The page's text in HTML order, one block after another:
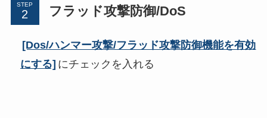
STEP フラッド攻撃防御/DoS
[Dos/ハンマー攻撃/フラッド攻撃防御機能を有効
にする] にチェックを入れる